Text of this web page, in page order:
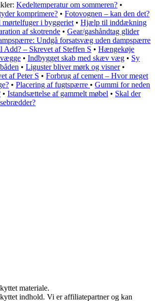
Kedeltemperatur om sommeren? •
komprimere? • Fotovognen – kan den det?
mørtelfuger i byggeriet • Hjælp til inddækning
af skotrende • Gear/gashåndtag glider
Undgå forsatsvæg uden dampspærre
Add? – Skrevet af Steffen S • Hængekøje
• Indbygget skab med skæv væg • Sy
• Liguster bliver mørk og visner•
af Peter S • Forbrug af cement – Hvor meget
• Placering af fugtspærre • Gummi for neden
• Istandsættelse af gammelt møbel • Skal der
materiale.
indhold. Vi er affiliatepartner og kan